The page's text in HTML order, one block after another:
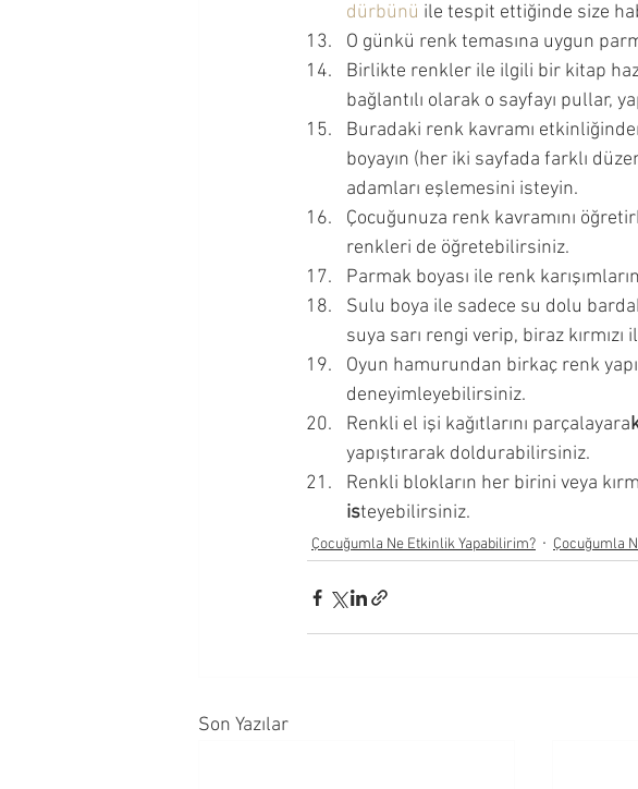
dürbünü ile tespit ettiğinde size
O günkü renk temasına uygun
Birlikte renkler ile ilgili bir kitap
bağlantılı olarak o sayfayı pullar,
Buradaki renk kavramı
boyayın (her iki sayfada farklı
adamları eşlemesini isteyin.
Çocuğunuza renk kavramını
renkleri de öğretebilirsiniz.
Parmak boyası ile renk
Sulu boya ile sadece su dolu
suya sarı rengi verip, biraz kırmızı
Oyun hamurundan birkaç renk
deneyimleyebilirsiniz.
Renkli el işi kağıtlarını parçalayara
yapıştırarak doldurabilirsiniz.
Renkli blokların her birini veya
isteyebilirsiniz.
Çocuğumla Ne Etkinlik Yapabilirim? Çocuğumla
Son Yazılar